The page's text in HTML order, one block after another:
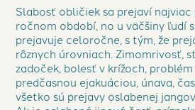
Slabosť obličiek sa prejaví
ročnom období, no u väčšiny ľudí
prejavuje celoročne, s tým, že
rôznych úrovniach. Zimomrivosť,
zadoček, bolesť v krížoch,
predčasnou ejakuáciou, únava,
všetko sú prejavy oslabenej